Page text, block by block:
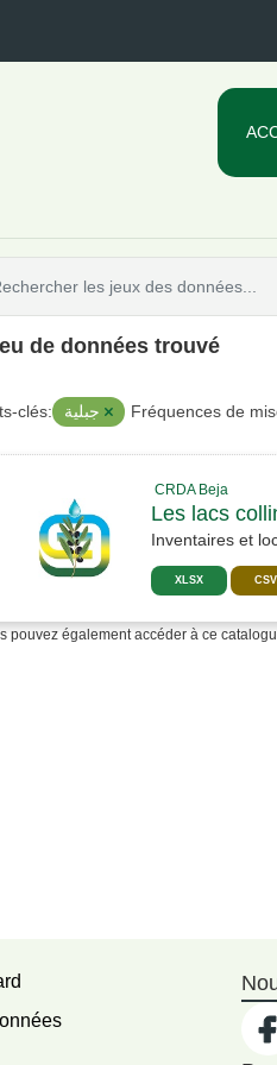
de données trouvé
clés: Fréquences de
CRDA Beja
Les lacs
Inventaires et
XLSX CSV
pouvez également accéder à ce